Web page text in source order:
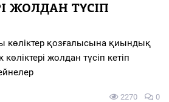
ЖОЛДАН ТҮСІП
көліктер қозғалысына қиындық
көліктері жолдан түсіп кетіп
2270 0